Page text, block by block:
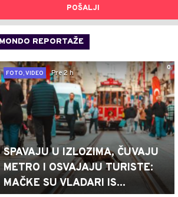
POŠALJI
MONDO REPORTAŽE
0
FOTO, VIDEO
Pre 2 h
SPAVAJU U IZLOZIMA, ČUVAJU
METRO I OSVAJAJU TURISTE:
MAČKE SU VLADARI IS...